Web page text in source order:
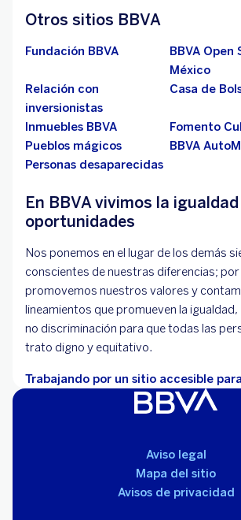
Otros sitios BBVA
Fundación BBVA
BBVA Open
México
Relación con
inversionistas
Casa de
Inmuebles BBVA
Fomento
Pueblos mágicos
BBVA
Personas desaparecidas
En BBVA vivimos la
oportunidades
Nos ponemos en el lugar de los demás
conscientes de nuestras diferencias; por
promovemos nuestros valores y
lineamientos que promueven la igualdad,
no discriminación para que todas las
trato digno y equitativo.
Trabajando por un sitio accesible
Aviso legal
Mapa del sitio
Avisos de privacidad